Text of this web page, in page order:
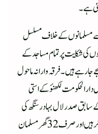
ہے۔
مسلمانوں کے خلاف مسلسل
کی شکایت پر تمام مساجد کے
رہے ہیں۔ فرقہ وارانہ ماحول
لکھنؤ کے استی
سابق صدر لال بہادر سنگھ کی
رپورٹ کے مطابق استی گاؤں میں ستر فیصد ٹھاکر ہیں اور صرف 32 گھر مسلمان